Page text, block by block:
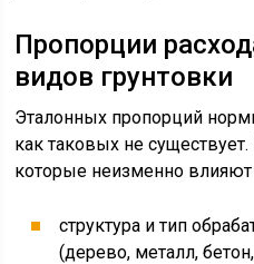
Пропорции
видов грунтовки
Эталонных пропорций
как таковых не
которые неизменно влияют
структура и тип
(дерево, металл,